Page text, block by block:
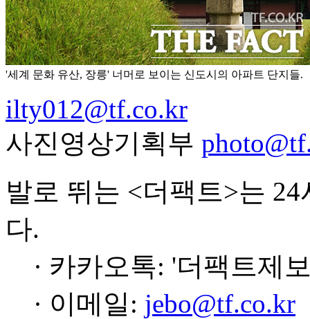
'세계 문화 유산, 장릉' 너머로 보이는 신도시의 아파트 단지들.
ilty012@tf.co.kr
사진영상기획부
발로 뛰는 <더팩트>는
다.
· 카카오톡: '더팩트제
· 이메일: jebo@tf.co.kr